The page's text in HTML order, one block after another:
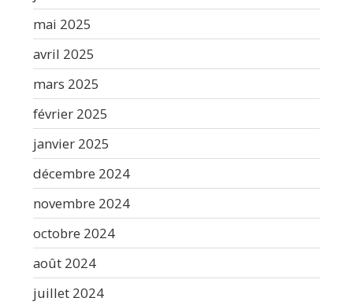
mai 2025
avril 2025
mars 2025
février 2025
janvier 2025
décembre 2024
novembre 2024
octobre 2024
août 2024
juillet 2024